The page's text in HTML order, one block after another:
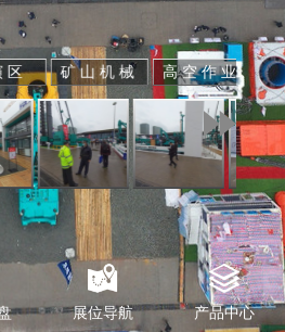
区 矿山机械 高空作业
展位导航 产品中心